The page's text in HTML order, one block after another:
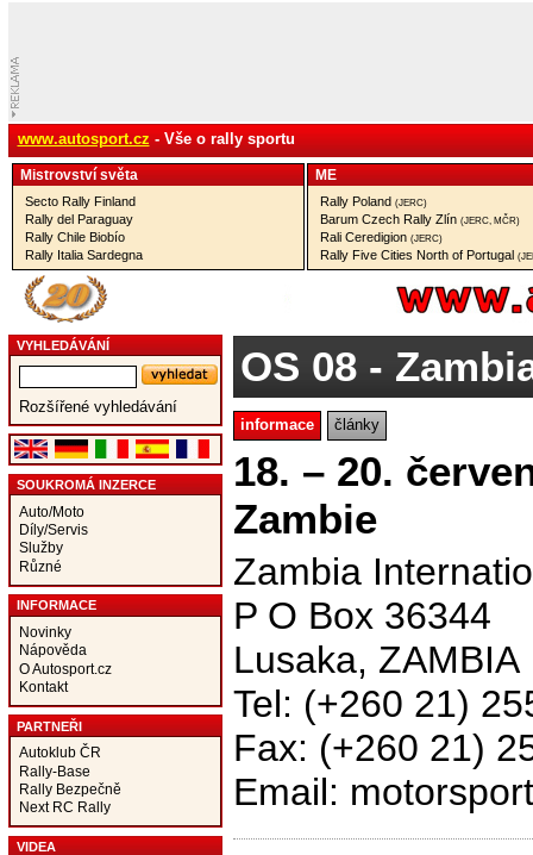
www.autosport.cz - Vše o rally sportu
Mistrovství­ světa
Secto Rally Finland
Rally del Paraguay
Rally Chile Biobío
Rally Italia Sardegna
ME
Rally Poland (JERC)
Barum Czech Rally Zlín (JERC, MČR)
Rali Ceredigion (JERC)
Rally Five Cities North of Portugal
VYHLEDÁVÁNÍ
Rozšířené vyhledávání
SOUKROMÁ INZERCE
Auto/Moto
Díly/Servis
Služby
Různé
INFORMACE
Novinky
Nápověda
O Autosport.cz
Kontakt
PARTNEŘI
Autoklub ČR
Rally-Base
Rally Bezpečně
Next RC Rally
VIDEA
OS 08-
informace články
18. – 20.
Zambie
Zambia
P O Box 36344
Lusaka, ZAMBIA
Tel: (+260 21)
Fax: (+260 21)
Email: